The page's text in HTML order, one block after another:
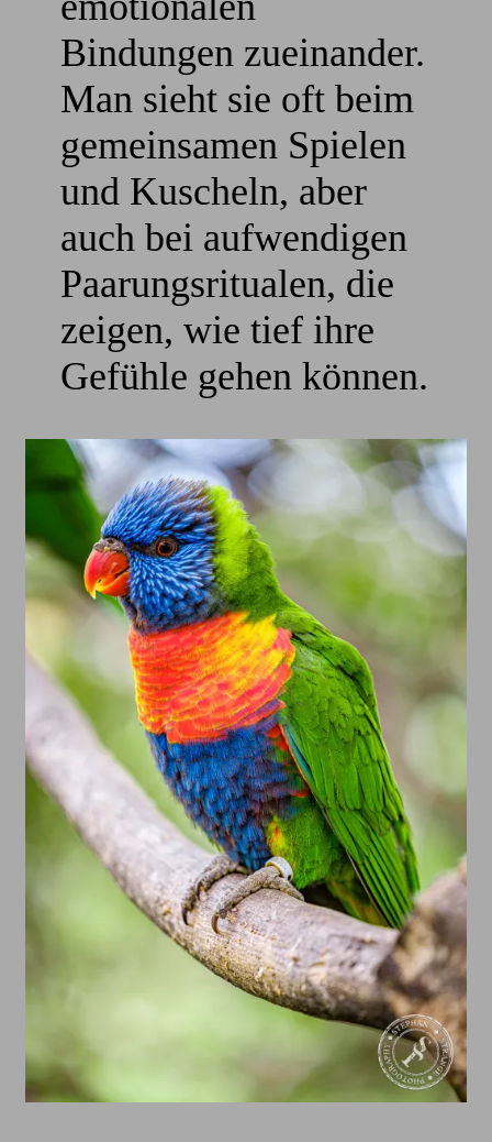
Bindungen zueinander.
Man sieht sie oft beim
gemeinsamen Spielen
und Kuscheln, aber
auch bei aufwendigen
Paarungsritualen, die
zeigen, wie tief ihre
Gefühle gehen können.